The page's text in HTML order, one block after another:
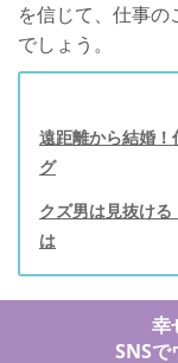
を信じて、仕事
でしょう。
遠距離から結婚
グ
クズ男は見抜け
は
幸
SNSで